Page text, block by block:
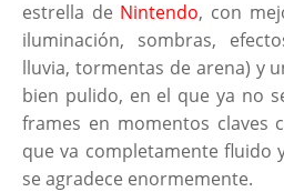
estrella de Nintendo, con
iluminación, sombras,
lluvia, tormentas de arena) y
bien pulido, en el que ya no
frames en momentos claves
que va completamente fluido
se agradece enormemente.